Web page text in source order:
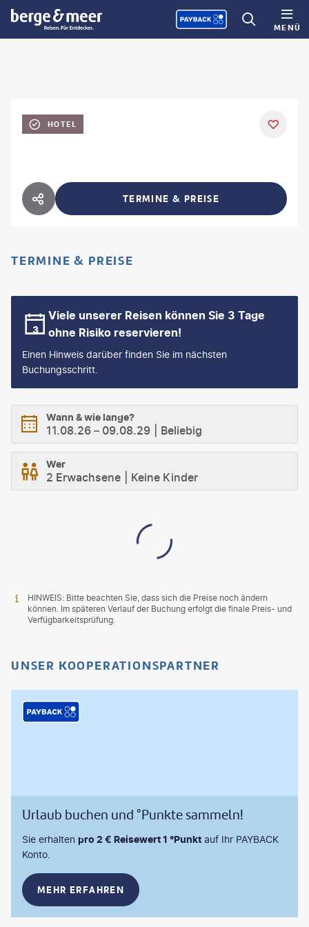
MENÜ
HOTEL
HOTEL TEILEN TERMINE & PREISE
TERMINE & PREISE
Viele unserer Reisen können Sie 3 Tage
ohne Risiko reservieren!
Einen Hinweis darüber finden Sie im nächsten
Buchungsschritt.
Wann & wie lange?
11.08.26 – 09.08.29 Beliebig
Wer
2 Erwachsene Keine Kinder
HINWEIS: Bitte beachten Sie, dass sich die Preise noch ändern
können. Im späteren Verlauf der Buchung erfolgt die finale Preis- und
Verfügbarkeitsprüfung.
UNSER KOOPERATIONSPARTNER
Urlaub buchen und °Punkte sammeln!
Sie erhalten pro 2 € Reisewert 1 °Punkt auf Ihr PAYBACK
Konto.
MEHR ERFAHREN